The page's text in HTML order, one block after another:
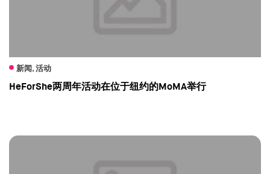
新闻, 活动
HeForShe两周年活动在位于纽约的MoMA举行